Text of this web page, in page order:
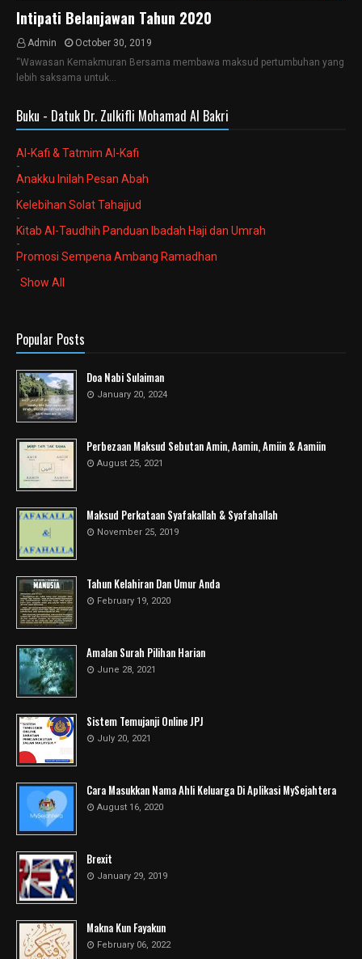
Intipati Belanjawan Tahun 2020
Admin
October 30, 2019
“Wawasan Kemakmuran Bersama membawa maksud pertumbuhan yang
lebih saksama untuk…
Buku - Datuk Dr. Zulkifli Mohamad Al Bakri
Al-Kafi & Tatmim Al-Kafi
-
Anakku Inilah Pesan Abah
-
Kelebihan Solat Tahajjud
-
Kitab Al-Taudhih Panduan Ibadah Haji dan Umrah
-
Promosi Sempena Ambang Ramadhan
-
Show All
Popular Posts
Doa Nabi Sulaiman
January 20, 2024
Perbezaan Maksud Sebutan Amin, Aamin, Amiin & Aamiin
August 25, 2021
Maksud Perkataan Syafakallah & Syafahallah
November 25, 2019
Tahun Kelahiran Dan Umur Anda
February 19, 2020
Amalan Surah Pilihan Harian
June 28, 2021
Sistem Temujanji Online JPJ
July 20, 2021
Cara Masukkan Nama Ahli Keluarga Di Aplikasi MySejahtera
August 16, 2020
Brexit
January 29, 2019
Makna Kun Fayakun
February 06, 2022